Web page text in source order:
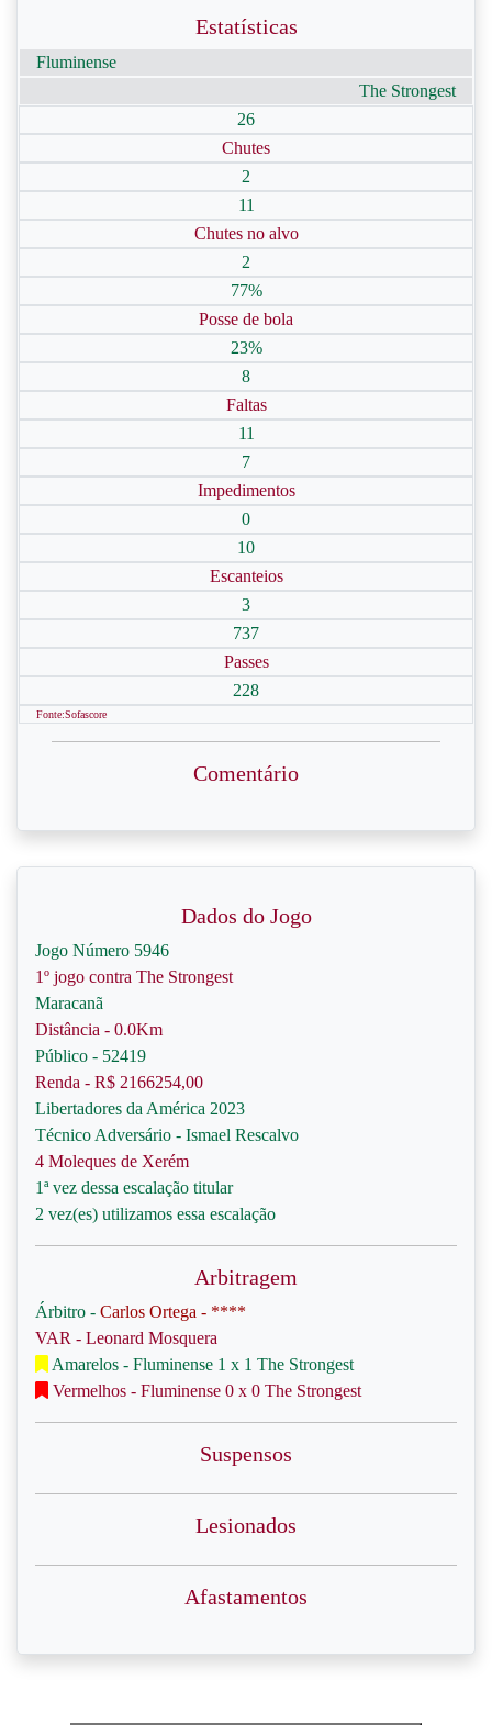
Estatísticas
Fluminense
The Strongest
26
Chutes
2
11
Chutes no alvo
2
77%
Posse de bola
23%
8
Faltas
11
7
Impedimentos
0
10
Escanteios
3
737
Passes
228
Fonte:Sofascore
Comentário
Dados do Jogo
Jogo Número 5946
1º jogo contra The Strongest
Maracanã
Distância - 0.0Km
Público - 52419
Renda - R$ 2166254,00
Libertadores da América 2023
Técnico Adversário - Ismael Rescalvo
4 Moleques de Xerém
1ª vez dessa escalação titular
2 vez(es) utilizamos essa escalação
Arbitragem
Árbitro - Carlos Ortega - ****
VAR - Leonard Mosquera
Amarelos - Fluminense 1 x 1 The Strongest
Vermelhos - Fluminense 0 x 0 The Strongest
Suspensos
Lesionados
Afastamentos